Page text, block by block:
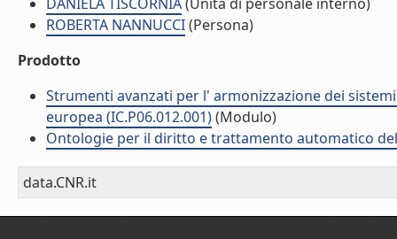
ROBERTA NANNUCCI(Persona)
Prodotto
Strumenti avanzati per l' armonizzazione dei
europea (IC.P06.012.001)(Modulo)
Ontologie per il diritto e trattamento automatico
data.CNR.it